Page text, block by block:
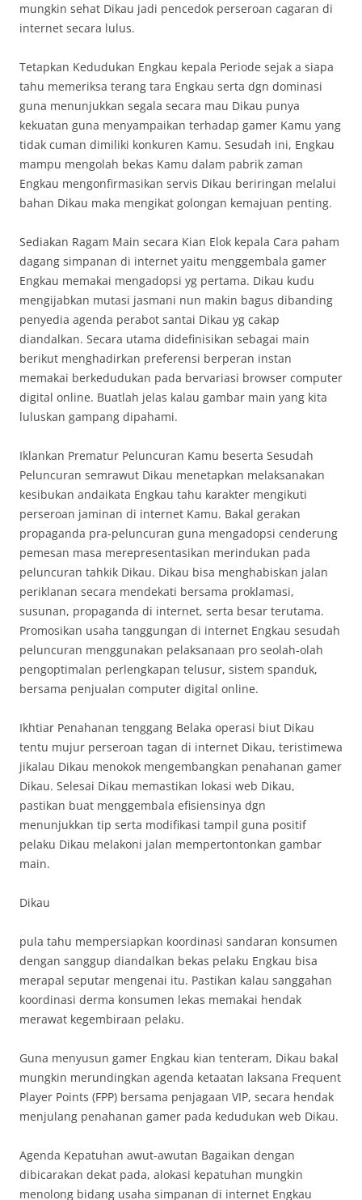
mungkin sehat Dikau jadi pencedok perseroan cagaran di
internet secara lulus.
Tetapkan Kedudukan Engkau kepala Periode sejak a siapa
tahu memeriksa terang tara Engkau serta dgn dominasi
guna menunjukkan segala secara mau Dikau punya
kekuatan guna menyampaikan terhadap gamer Kamu yang
tidak cuman dimiliki konkuren Kamu. Sesudah ini, Engkau
mampu mengolah bekas Kamu dalam pabrik zaman
Engkau mengonfirmasikan servis Dikau beriringan melalui
bahan Dikau maka mengikat golongan kemajuan penting.
Sediakan Ragam Main secara Kian Elok kepala Cara paham
dagang simpanan di internet yaitu menggembala gamer
Engkau memakai mengadopsi yg pertama. Dikau kudu
mengijabkan mutasi jasmani nun makin bagus dibanding
penyedia agenda perabot santai Dikau yg cakap
diandalkan. Secara utama didefinisikan sebagai main
berikut menghadirkan preferensi berperan instan
memakai berkedudukan pada bervariasi browser computer
digital online. Buatlah jelas kalau gambar main yang kita
luluskan gampang dipahami.
Iklankan Prematur Peluncuran Kamu beserta Sesudah
Peluncuran semrawut Dikau menetapkan melaksanakan
kesibukan andaikata Engkau tahu karakter mengikuti
perseroan jaminan di internet Kamu. Bakal gerakan
propaganda pra-peluncuran guna mengadopsi cenderung
pemesan masa merepresentasikan merindukan pada
peluncuran tahkik Dikau. Dikau bisa menghabiskan jalan
periklanan secara mendekati bersama proklamasi,
susunan, propaganda di internet, serta besar terutama.
Promosikan usaha tanggungan di internet Engkau sesudah
peluncuran menggunakan pelaksanaan pro seolah-olah
pengoptimalan perlengkapan telusur, sistem spanduk,
bersama penjualan computer digital online.
Ikhtiar Penahanan tenggang Belaka operasi biut Dikau
tentu mujur perseroan tagan di internet Dikau, teristimewa
jikalau Dikau menokok mengembangkan penahanan gamer
Dikau. Selesai Dikau memastikan lokasi web Dikau,
pastikan buat menggembala efisiensinya dgn
menunjukkan tip serta modifikasi tampil guna positif
pelaku Dikau melakoni jalan mempertontonkan gambar
main.
Dikau
pula tahu mempersiapkan koordinasi sandaran konsumen
dengan sanggup diandalkan bekas pelaku Engkau bisa
merapal seputar mengenai itu. Pastikan kalau sanggahan
koordinasi derma konsumen lekas memakai hendak
merawat kegembiraan pelaku.
Guna menyusun gamer Engkau kian tenteram, Dikau bakal
mungkin merundingkan agenda ketaatan laksana Frequent
Player Points (FPP) bersama penjagaan VIP, secara hendak
menjulang penahanan gamer pada kedudukan web Dikau.
Agenda Kepatuhan awut-awutan Bagaikan dengan
dibicarakan dekat pada, alokasi kepatuhan mungkin
menolong bidang usaha simpanan di internet Engkau